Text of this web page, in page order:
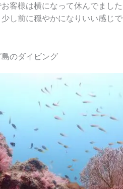
客様は横になって休んでまし
し前に穏やかになりいい感じ
のダイビング